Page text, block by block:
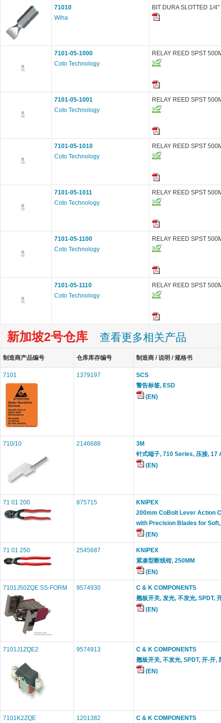
71010
Wiha
BIT DURA SLOTTED 1/
7101-05-1000
Coto Technology
RELAY REED SPST
7101-05-1001
Coto Technology
RELAY REED SPST
7101-05-1010
Coto Technology
RELAY REED SPST
7101-05-1011
Coto Technology
RELAY REED SPST
7101-05-1100
Coto Technology
RELAY REED SPST
7101-05-1110
Coto Technology
RELAY REED SPST
新加坡2号仓库 查看更多相关产品
制造商产品编号 仓库库存编号 制造商 / 说明 / 规格书
7101 1379197
SCS
警告标签, ESD
(EN)
710/10 2146688
3M
针式端子, 710 Series, 压接, 17
(EN)
71 01 200 875715
KNIPEX
200mm CoBolt Lever Action
with Precision Blades for
(EN)
71 01 250 2545687
KNIPEX
紧凑型断线钳, 250MM
(EN)
7101J50ZQE SS-FORM 9574930
C & K COMPONENTS
翘板开关, 发光, 不发光, SPDT,
(EN)
7101J1ZQE2 9574913
C & K COMPONENTS
翘板开关, 不发光, SPDT, 开-开,
(EN)
7101K2ZQE 1201382 C & K COMPONENTS